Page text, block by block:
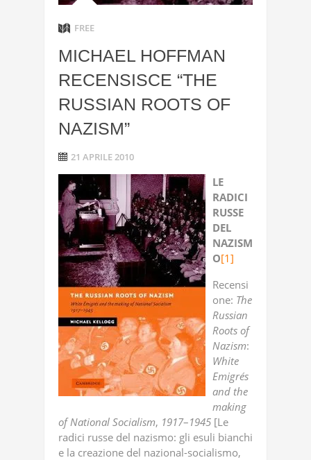
FREE
MICHAEL HOFFMAN
RECENSISCE “THE
RUSSIAN ROOTS OF
NAZISM”
21 APRILE 2010
LE
RADICI
RUSSE
DEL
NAZISM
O[1]
Recensi
one: The
Russian
Roots of
Nazism:
White
Emigrés
and the
making
of National Socialism, 1917–1945 [Le
radici russe del nazismo: gli esuli bianchi
e la creazione del nazional-socialismo,